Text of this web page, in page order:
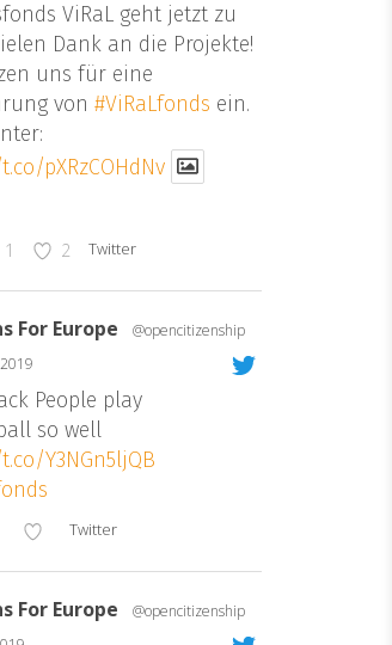
ViRaL geht jetzt zu
Dank an die Projekte!
uns für eine
von #ViRaLfonds ein.
pXRzCOHdNv
1 2 Twitter
For Europe
@opencitizenship
People play
so well
Y3NGn5ljQB
Twitter
For Europe
@opencitizenship